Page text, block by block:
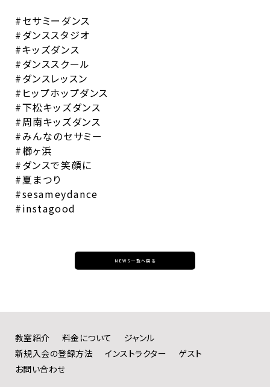
#セサミーダンス
#ダンススタジオ
#キッズダンス
#ダンススクール
#ダンスレッスン
#ヒップホップダンス
#下松キッズダンス
#周南キッズダンス
#みんなのセサミー
#櫛ヶ浜
#ダンスで笑顔に
#夏まつり
#sesameydance
#instagood
NEWS一覧へ戻る
教室紹介 料金について
ジャンル
新規入会の登録方法
インストラクター
ゲスト
お問い合わせ